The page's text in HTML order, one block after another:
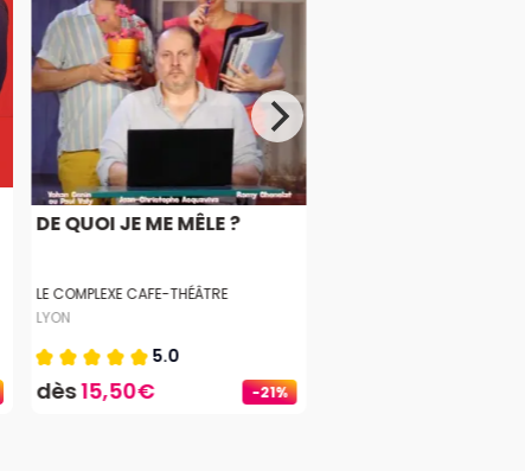
-21%
DE QUOI JE ME MÊLE ?
LE COMPLEXE CAFE-THÉÂTRE
LYON
5.0
dès15,50€